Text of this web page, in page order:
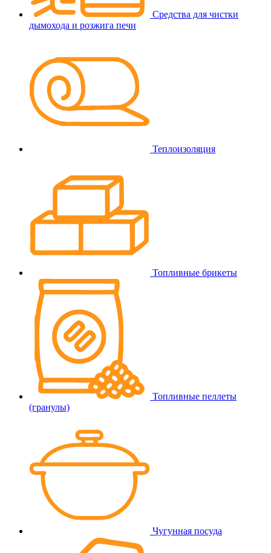
Средства для чистки
дымохода и розжига печи
Теплоизоляция
Топливные брикеты
Топливные пеллеты
(гранулы)
Чугунная посуда